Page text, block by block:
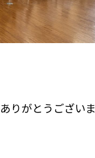
りがとうございま